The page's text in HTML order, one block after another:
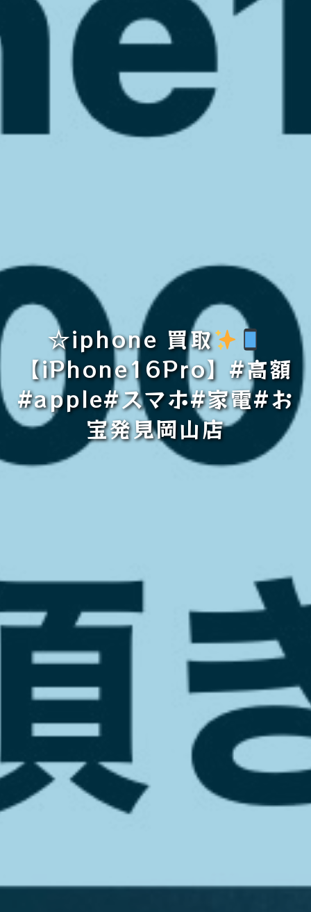
☆iphone 買取
【iPhone16Pro】#高額
#apple#スマホ#家電#お
宝発見岡山店